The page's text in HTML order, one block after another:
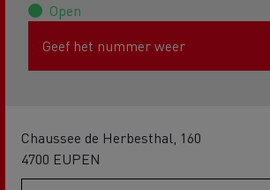
Open
Geef het nummer weer
Chaussee de Herbesthal, 160
4700 EUPEN